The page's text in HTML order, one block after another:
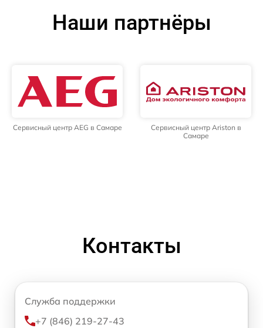
Наши партнёры
Сервисный центр AEG в Самаре
Сервисный центр Ariston в
Самаре
Контакты
Служба поддержки
+7 (846) 219-27-43